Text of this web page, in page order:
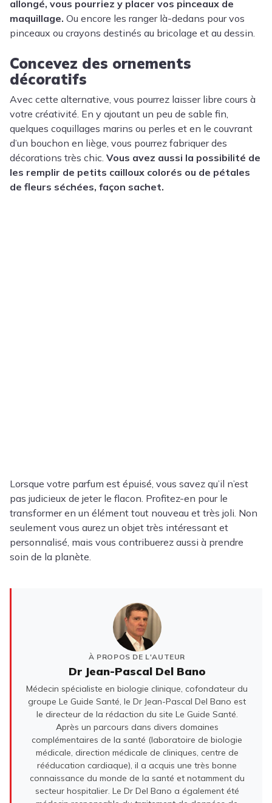
allongé, vous pourriez y placer vos pinceaux de
maquillage. Ou encore les ranger là-dedans pour vos
pinceaux ou crayons destinés au bricolage et au dessin.
Concevez des ornements
décoratifs
Avec cette alternative, vous pourrez laisser libre cours à
votre créativité. En y ajoutant un peu de sable fin,
quelques coquillages marins ou perles et en le couvrant
d’un bouchon en liège, vous pourrez fabriquer des
décorations très chic. Vous avez aussi la possibilité de
les remplir de petits cailloux colorés ou de pétales
de fleurs séchées, façon sachet.
Lorsque votre parfum est épuisé, vous savez qu’il n’est
pas judicieux de jeter le flacon. Profitez-en pour le
transformer en un élément tout nouveau et très joli. Non
seulement vous aurez un objet très intéressant et
personnalisé, mais vous contribuerez aussi à prendre
soin de la planète.
À PROPOS DE L'AUTEUR
Dr Jean-Pascal Del Bano
Médecin spécialiste en biologie clinique, cofondateur du
groupe Le Guide Santé, le Dr Jean-Pascal Del Bano est
le directeur de la rédaction du site Le Guide Santé.
Après un parcours dans divers domaines
complémentaires de la santé (laboratoire de biologie
médicale, direction médicale de cliniques, centre de
rééducation cardiaque), il a acquis une très bonne
connaissance du monde de la santé et notamment du
secteur hospitalier. Le Dr Del Bano a également été